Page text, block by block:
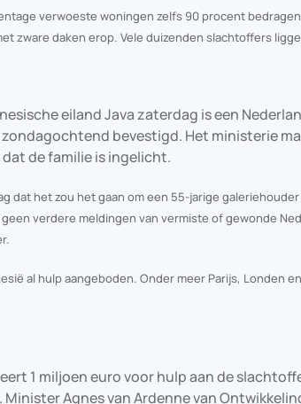
verwoeste woningen zelfs 90 procent
zware daken erop. Vele duizenden slachtoffers
eiland Java zaterdag is een
bevestigd. Het ministerie
de familie is ingelicht.
dat het zou het gaan om een 55-jarige
verdere meldingen van vermiste of gewonde
al hulp aangeboden. Onder meer Parijs, Londen
1 miljoen euro voor hulp aan de
Agnes van Ardenne van